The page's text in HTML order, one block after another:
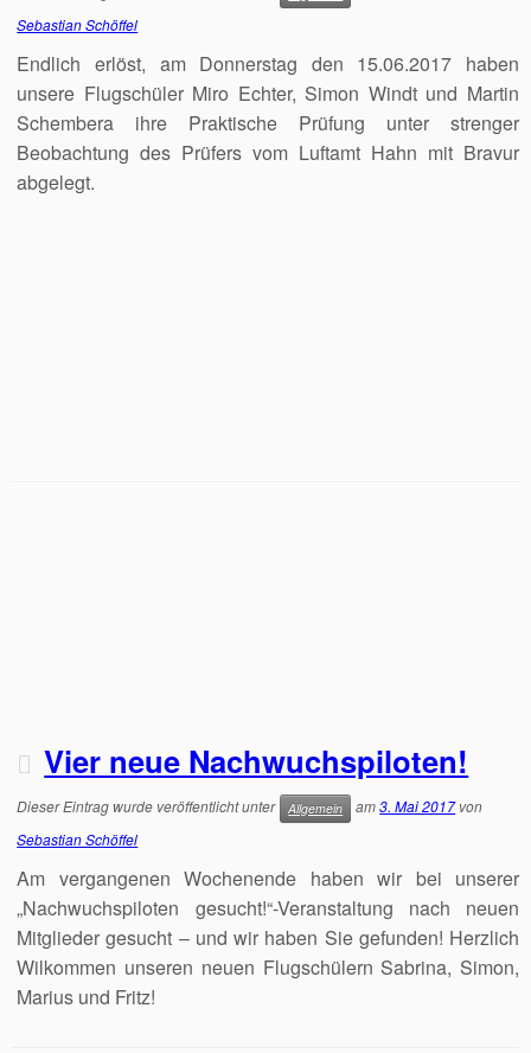
Sebastian Schöffel
Endlich erlöst, am Donnerstag den 15.06.2017 haben
unsere Flugschüler Miro Echter, Simon Windt und Martin
Schembera ihre Praktische Prüfung unter strenger
Beobachtung des Prüfers vom Luftamt Hahn mit Bravur
abgelegt.
Vier neue Nachwuchspiloten!
Dieser Eintrag wurde veröffentlicht unter Allgemein am3. Mai 2017 von
Sebastian Schöffel
Am vergangenen Wochenende haben wir bei unserer
„Nachwuchspiloten gesucht!“-Veranstaltung nach neuen
Mitglieder gesucht – und wir haben Sie gefunden! Herzlich
Wilkommen unseren neuen Flugschülern Sabrina, Simon,
Marius und Fritz!